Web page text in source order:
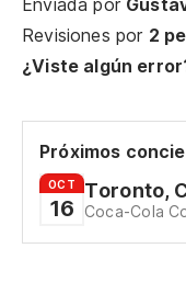
Enviada por
Revisiones por 2
¿Viste algún
Próximos
OCT
16
Toronto,
Coca-Cola